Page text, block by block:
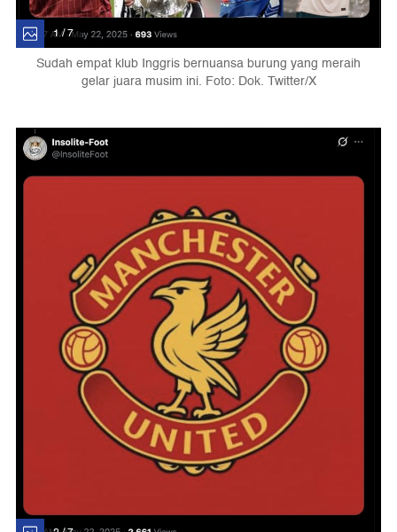
1 / 7
Sudah empat klub Inggris bernuansa burung yang meraih
gelar juara musim ini. Foto: Dok. Twitter/X